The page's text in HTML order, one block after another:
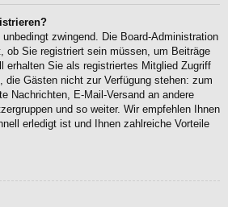
zwingend. Die Board-Administration
ob Sie registriert sein müssen, um Beiträge
erhalten Sie als registriertes Mitglied Zugriff
die Gästen nicht zur Verfügung stehen: zum
Nachrichten, E-Mail-Versand an andere
und so weiter. Wir empfehlen Ihnen
erledigt ist und Ihnen zahlreiche Vorteile